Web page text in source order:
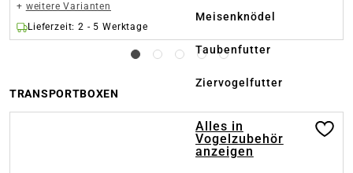
Meisenknödel
Taubenfutter
Ziervogelfutter
Alles in
Vogelzubehör
anzeigen
+ weitere Varianten
Lieferzeit: 2 - 5 Werktage
TRANSPORTBOXEN